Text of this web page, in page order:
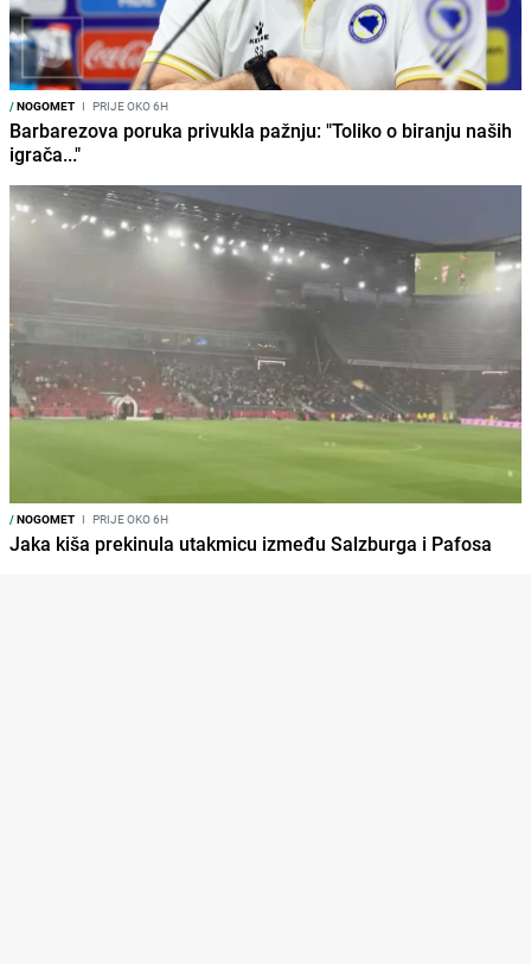
/NOGOMET I PRIJE OKO 6H
Barbarezova poruka privukla pažnju: "Toliko o biranju naših
igrača..."
/NOGOMET I PRIJE OKO 6H
Jaka kiša prekinula utakmicu između Salzburga i Pafosa